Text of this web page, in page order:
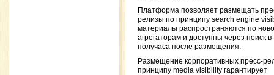
Платформа позволяет размещать
релизы по принципу search engine
материалы распространяются по
агрегаторам и доступны через поиск в
получаса после размещения.
Размещение корпоративных пресс-
принципу media visibility гарантирует